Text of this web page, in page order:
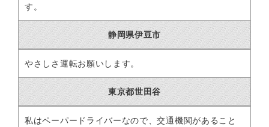
す。
静岡県伊豆市
やさしさ運転お願いします。
東京都世田谷
私はペーパードライバーなので、交通機関があること